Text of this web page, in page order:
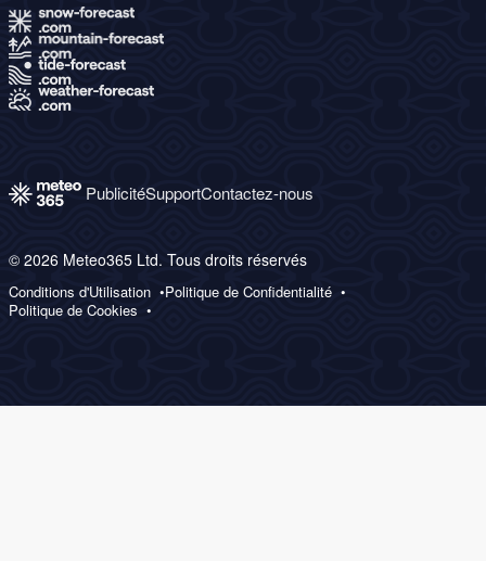
PublicitéSupportContactez-nous
© 2026 Meteo365 Ltd. Tous droits réservés
Conditions d'Utilisation
Politique de Confidentialité
Politique de Cookies